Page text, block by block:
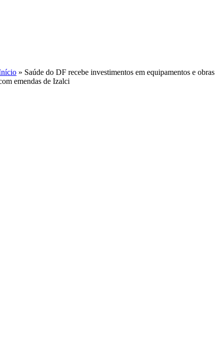
» Saúde do DF recebe investimentos em equipamentos e obras
emendas de Izalci